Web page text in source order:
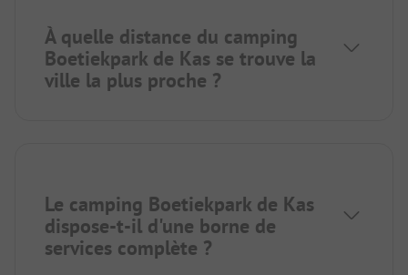
À quelle distance du camping
Boetiekpark de Kas se trouve la
ville la plus proche ?
Le camping Boetiekpark de Kas
dispose-t-il d'une borne de
services complète ?